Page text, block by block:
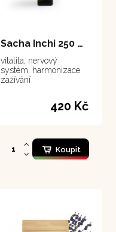
Sacha Inchi 250 ml
vitalita, nervový
systém, harmonizace
zažívání
420 Kč
Koupit